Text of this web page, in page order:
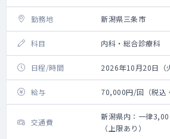
勤務地 新潟県三条市
科目 内科・総合診療科
日程/時間 2026年10月20日（
給与 70,000円/回（税込
交通費
新潟県内：一律
（上限あり）